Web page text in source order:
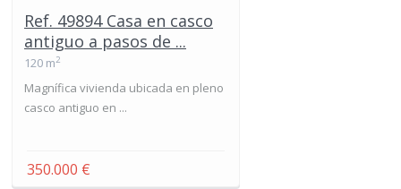
Ref. 49894 Casa en casco
antiguo a pasos de ...
120 m2
Magnífica vivienda ubicada en pleno
casco antiguo en ...
350.000 €